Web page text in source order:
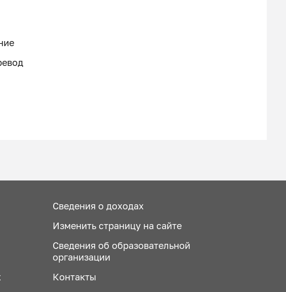
Сведения о доходах
Изменить страницу на сайте
Сведения об образовательной
организации
Контакты